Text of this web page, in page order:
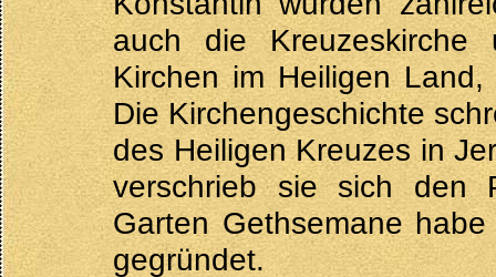
auch die
Kirchen im Heiligen
Die Kirchengeschichte
des Heiligen Kreuzes in
verschrieb sie sich den
Garten Gethsemane
gegründet.